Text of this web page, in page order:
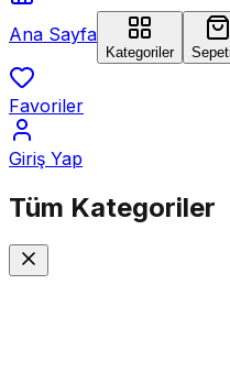
Ana Sayfa
Kategoriler
Favoriler
Giriş Yap
Tüm Kategoriler